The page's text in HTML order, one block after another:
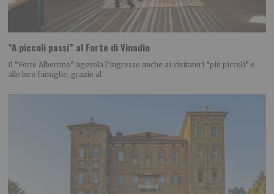
“A piccoli passi” al Forte di Vinadio
Il “Forte Albertino” agevola l’ingresso anche ai visitatori “più piccoli” e
alle loro famiglie, grazie al